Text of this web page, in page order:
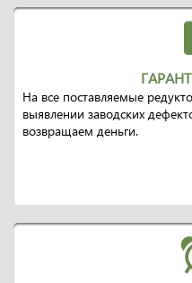
На все поставляемые
выявлении заводских
возвращаем деньги.